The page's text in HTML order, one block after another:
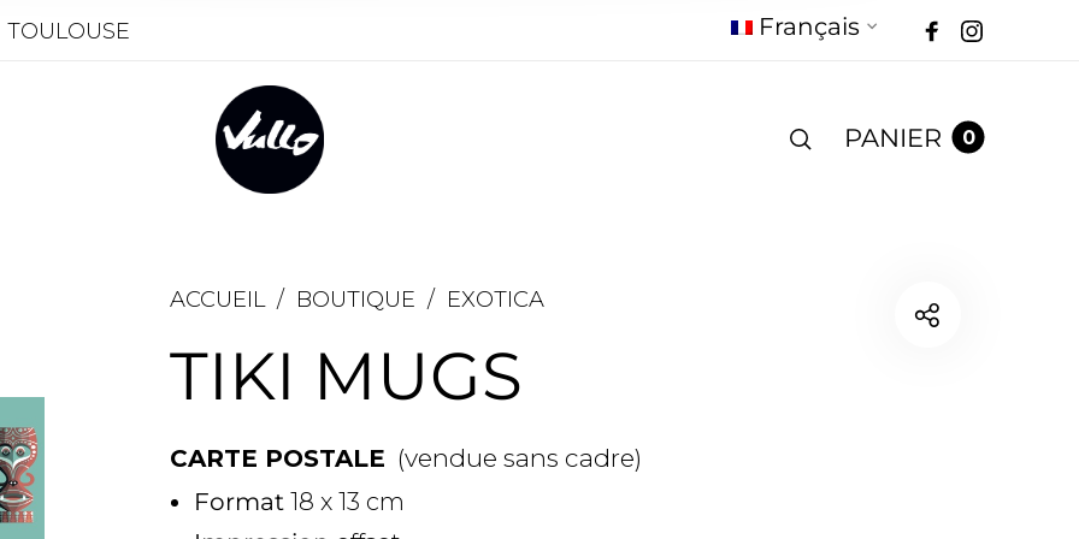
Français
PANIER 0
ACCUEIL / BOUTIQUE / EXOTICA
TIKI MUGS
CARTE POSTALE (vendue sans cadre)
Format 18 x 13 cm